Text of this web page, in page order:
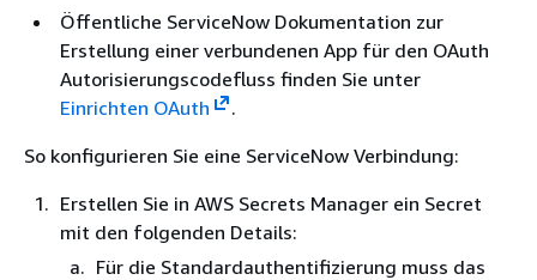
Öffentliche ServiceNow Dokumentation zur
Erstellung einer verbundenen App für den OAuth
Autorisierungscodefluss finden Sie unter
Einrichten OAuth
.
So konfigurieren Sie eine ServiceNow Verbindung:
Erstellen Sie in AWS Secrets Manager ein Secret
mit den folgenden Details:
Für die Standardauthentifizierung muss das